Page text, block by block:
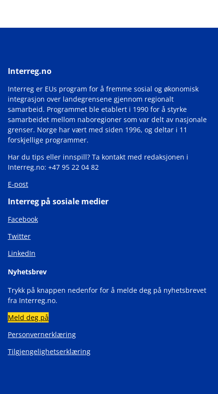
Interreg.no
Interreg er EUs program for å fremme sosial og økonomisk
integrasjon over landegrensene gjennom regionalt
samarbeid. Programmet ble etablert i 1990 for å styrke
samarbeidet mellom naboregioner som var delt av nasjonale
grenser. Norge har vært med siden 1996, og deltar i 11
forskjellige programmer.
Har du tips eller innspill? Ta kontakt med redaksjonen i
Interreg.no: +47 95 22 04 82
E-post
Interreg på sosiale medier
Facebook
Twitter
LinkedIn
Nyhetsbrev
Trykk på knappen nedenfor for å melde deg på nyhetsbrevet
fra Interreg.no.
Meld deg på
Personvernerklæring
Tilgjengelighetserklæring